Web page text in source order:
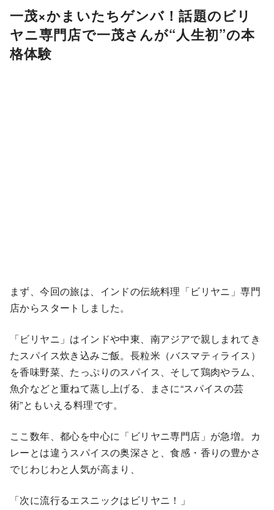
一茂×かまいたちゲンバ！話題のビリ
ヤニ専門店で一茂さんが“人生初”の本
格体験
まず、今回の旅は、インドの伝統料理「ビリヤニ」専門
店からスタートしました。
「ビリヤニ」はインドや中東、南アジアで親しまれてき
たスパイス炊き込みご飯。長粒米（バスマティライス）
を香味野菜、たっぷりのスパイス、そして鶏肉やラム、
魚介などと重ねて蒸し上げる、まさに“スパイスの芸
術”ともいえる料理です。
ここ数年、都心を中心に「ビリヤニ専門店」が急増。カ
レーとは違うスパイスの奥深さと、食感・香りの豊かさ
でじわじわと人気が高まり、
「次に流行るエスニックはビリヤニ！」